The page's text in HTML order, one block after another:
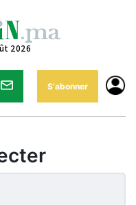
2026
S'abonner